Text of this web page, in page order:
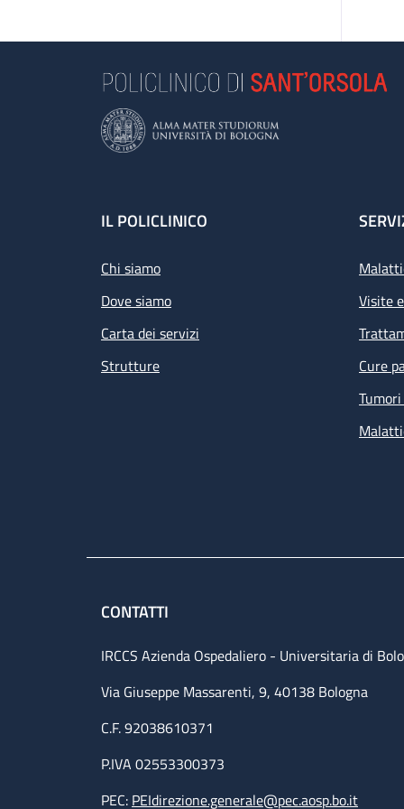
Footer
IL POLICLINICO
Chi siamo
Dove siamo
Carta dei servizi
Strutture
Visite
Cure
CONTATTI
IRCCS Azienda Ospedaliero - Universitaria di
Via Giuseppe Massarenti, 9, 40138 Bologna
C.F. 92038610371
P.IVA 02553300373
PEC: PEIdirezione.generale@pec.aosp.bo.it